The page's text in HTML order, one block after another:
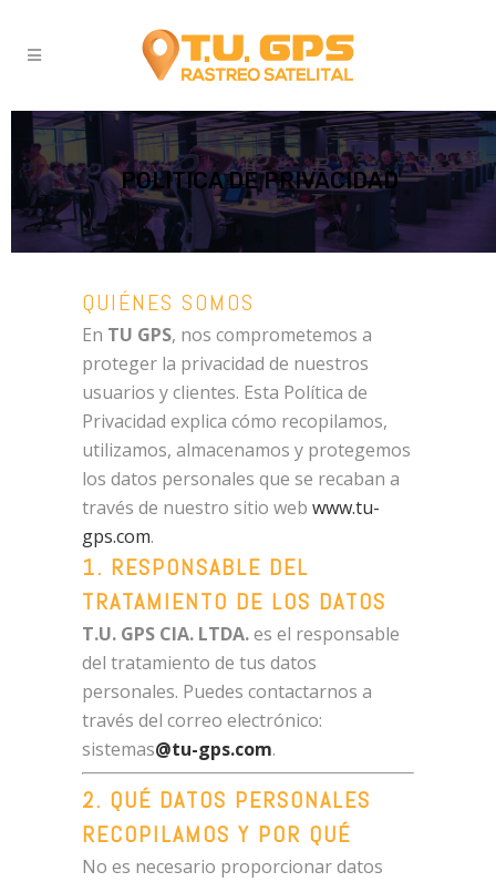
POLITICA DE PRIVACIDAD
QUIÉNES SOMOS
En TU GPS, nos comprometemos a
proteger la privacidad de nuestros
usuarios y clientes. Esta Política de
Privacidad explica cómo recopilamos,
utilizamos, almacenamos y protegemos
los datos personales que se recaban a
través de nuestro sitio web www.tu-
gps.com.
1. RESPONSABLE DEL
TRATAMIENTO DE LOS DATOS
T.U. GPS CIA. LTDA.es el responsable
del tratamiento de tus datos
personales. Puedes contactarnos a
través del correo electrónico:
sistemas@tu-gps.com.
2. QUÉ DATOS PERSONALES
RECOPILAMOS Y POR QUÉ
No es necesario proporcionar datos